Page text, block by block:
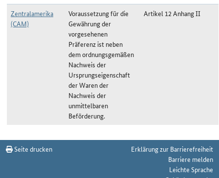
Zentralamerika
(CAM)
Voraussetzung für die
Gewährung der
vorgesehenen
Präferenz ist neben
dem ordnungsgemäßen
Nachweis der
Ursprungseigenschaft
der Waren der
Nachweis der
unmittelbaren
Beförderung.
Artikel 12 Anhang II
Seite drucken
Erklärung zur Barrierefreiheit
Barriere melden
Leichte Sprache